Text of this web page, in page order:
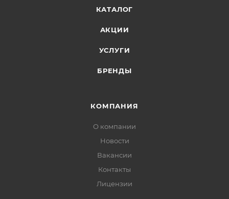
КАТАЛОГ
АКЦИИ
УСЛУГИ
БРЕНДЫ
КОМПАНИЯ
О компании
Новости
Вакансии
Контакты
Лицензии